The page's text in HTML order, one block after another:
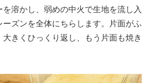
溶かし、弱めの中火で生地を流し入
ーズンを全体にちらします。片面がふ
大きくひっくり返し、もう片面も焼き